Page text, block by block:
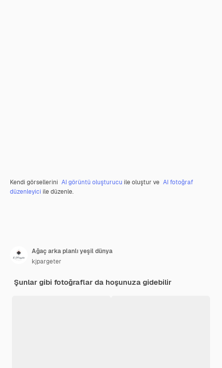
Kendi görsellerini AI görüntü oluşturucu ile oluştur ve AI fotoğraf
düzenleyici ile düzenle.
Ağaç arka planlı yeşil dünya
kjpargeter
Şunlar gibi fotoğraflar da hoşunuza gidebilir